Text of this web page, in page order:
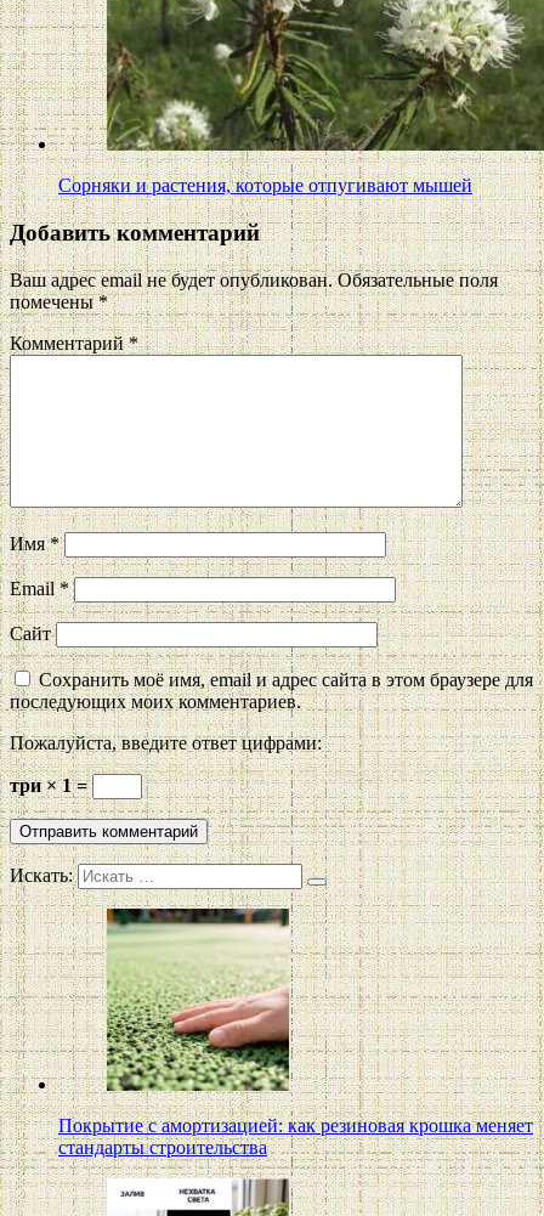
Сорняки и растения, которые отпугивают мышей
Добавить комментарий
Ваш адрес email не будет опубликован. Обязательные поля
помечены*
Комментарий*
Имя*
Email*
Сайт
Сохранить моё имя, email и адрес сайта в этом браузере для
последующих моих комментариев.
Пожалуйста, введите ответ цифрами:
три × 1 =
Искать:
Покрытие с амортизацией: как резиновая крошка меняет
стандарты строительства